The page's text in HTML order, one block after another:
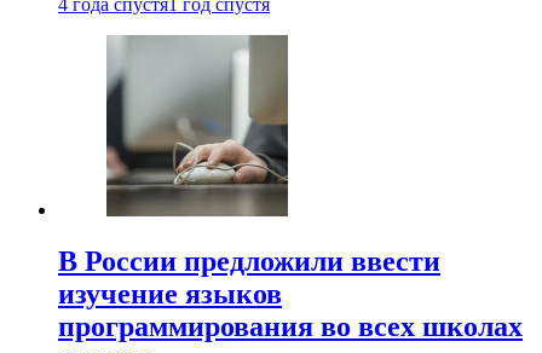
4 года спустя 1 год спустя
В России предложили ввести
изучение языков
программирования во всех школах